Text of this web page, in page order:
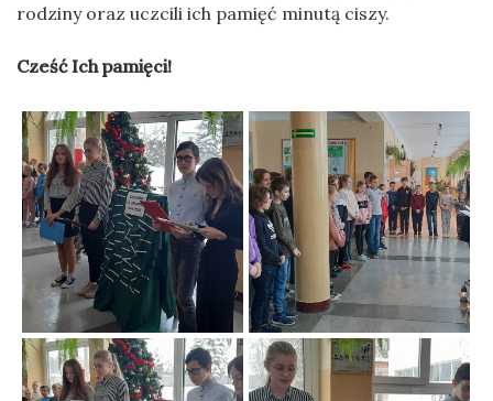
rodziny oraz uczcili ich pamięć minutą ciszy.
Cześć Ich pamięci!